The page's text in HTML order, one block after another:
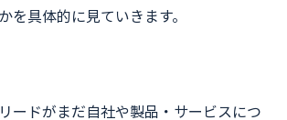
を具体的に見ていきます。
ードがまだ自社や製品・サービスにつ